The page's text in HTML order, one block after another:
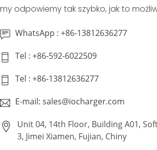
my odpowiemy tak szybko, jak to
WhatsApp : +86-13812636277
Tel : +86-592-6022509
Tel : +86-13812636277
E-mail: sales@iocharger.com
Unit 04, 14th Floor, Building A01,
3, Jimei Xiamen, Fujian, Chiny